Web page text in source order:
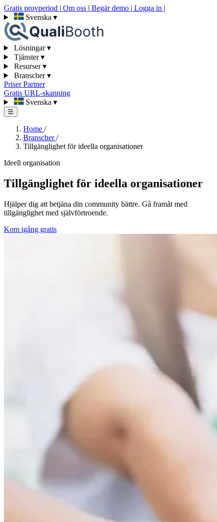
Gratis provperiod | Om oss | Begär demo | Logga in |
Svenska ▾
Lösningar▾
Tjänster▾
Resurser▾
Branscher▾
PriserPartner
Gratis URL-skanning
Svenska ▾
☰
Home /
Branscher/
Tillgänglighet för ideella organisationer
Ideell organisation
Tillgänglighet för ideella organisationer
Hjälper dig att betjäna din community bättre. Gå framåt med
tillgänglighet med självförtroende.
Kom igång gratis